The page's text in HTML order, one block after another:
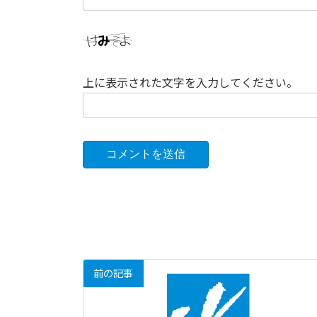
上に表示された文字を入力してください。
前の記事